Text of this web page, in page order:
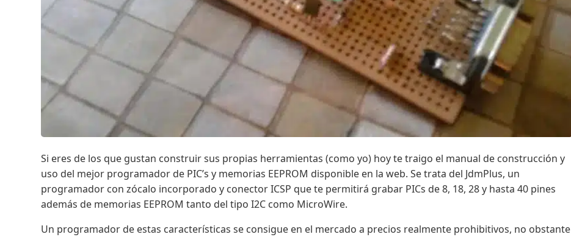
Si eres de los que gustan construir sus propias herramientas (como yo) hoy te traigo el manual de construcción y
uso del mejor programador de PIC’s y memorias EEPROM disponible en la web. Se trata del JdmPlus, un
programador con zócalo incorporado y conector ICSP que te permitirá grabar PICs de 8, 18, 28 y hasta 40 pines
además de memorias EEPROM tanto del tipo I2C como MicroWire.
Un programador de estas características se consigue en el mercado a precios realmente prohibitivos, no obstante